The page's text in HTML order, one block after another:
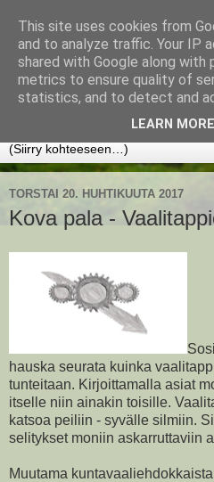
Uusi Suunta - Jokainen hetki
TORSTAI 20. HUHTIKUUTA 2017
Kova pala -
hauska seurata kuinka
tunteitaan. Kirjoittamalla asiat
itselle niin ainakin toisille.
katsoa peiliin - syvälle silmiin.
selitykset moniin askarruttaviin
Muutama
This site uses cookies from
and to analyze traffic. Your IP
shared with Google along with
metrics to ensure quality of
statistics, and to detect and
LEARN MORE